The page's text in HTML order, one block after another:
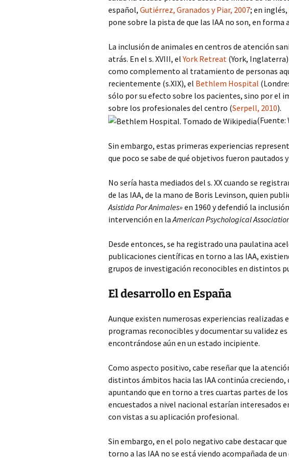
COP Andalucía Occidental
Experto en
IAA (II):
manejo del
IAA (I):
y prácticos
1ª Jornadas
CCSS (2014)
FC
asistidas
U. Sevilla
Máster en
del Perro…
español, Gutiérrez, Granados y Piar, 2007; en inglés,
pone sobre la pista de que las IAA no son, en
La inclusión de animales en centros de atención
atrás. En el s. XVIII, elYork Retreat (York,
como complemento al tratamiento de personas
recientemente (s.XIX), el Bethlem Hospital
sólo por su efecto sobre los pacientes, sino por el
sobre los profesionales del centro (Serpell, 2010).
(Fuente:
Sin embargo, estas primeras experiencias
que poco se sabe de qué objetivos fueron
No sería hasta mediados del s. XX cuando se
de las IAA, de la mano de Boris Levinson, quien
Asistida Por Animales» en 1960 y defendió la
intervención en laAmerican Psychological
Desde entonces, se ha registrado una paulatina
publicaciones científicas en torno a las IAA,
grupos de investigación reconocibles en distintos
El desarrollo en España
Aunque existen numerosas experiencias
programas reconocibles y documentar su validez
encontrándose aún en un estado incipiente.
Como aspecto positivo, cabe reseñar que la
distintos ámbitos hacia las IAA continúa
apuntando que en torno a tres cuartas partes de
encuestados a nivel nacional estarían interesados
con vistas a su aplicación profesional.
Sin embargo, en el polo negativo cabe destacar
torno a las IAA no se está viendo acompañada de